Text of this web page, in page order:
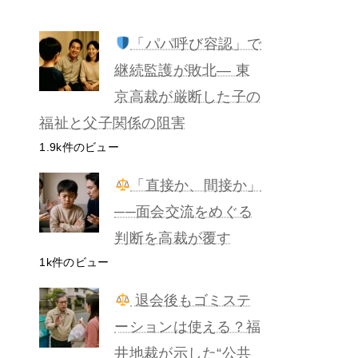
「パパ呼び容認」で
継続監護が敗北— 東
京高裁が厳断した子の
福祉と父子関係の阻害
1.9k件のビュー
「直接か、間接か」
──面会交流をめぐる
判断を高裁が覆す
1k件のビュー
退会後もゴミステ
ーションは使える？福
井地裁が示した“公共